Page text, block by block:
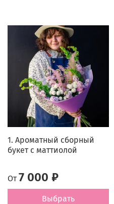
1. Ароматный сборный
букет с маттиолой
От 7 000 ₽
Выбрать